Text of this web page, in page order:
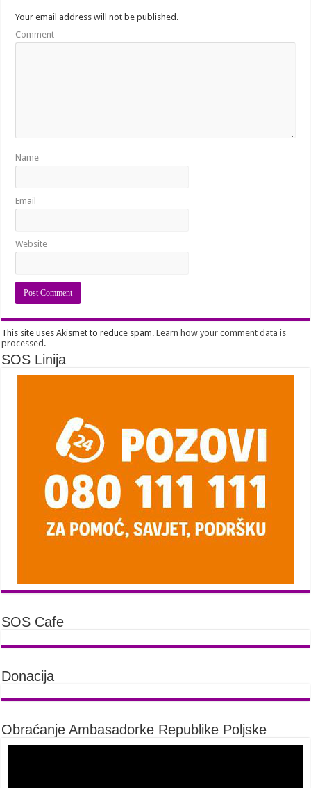
Your email address will not be published.
Comment
Name
Email
Website
This site uses Akismet to reduce spam.Learn how your comment data is
processed .
SOS Linija
SOS Cafe
Donacija
Obraćanje Ambasadorke Republike Poljske